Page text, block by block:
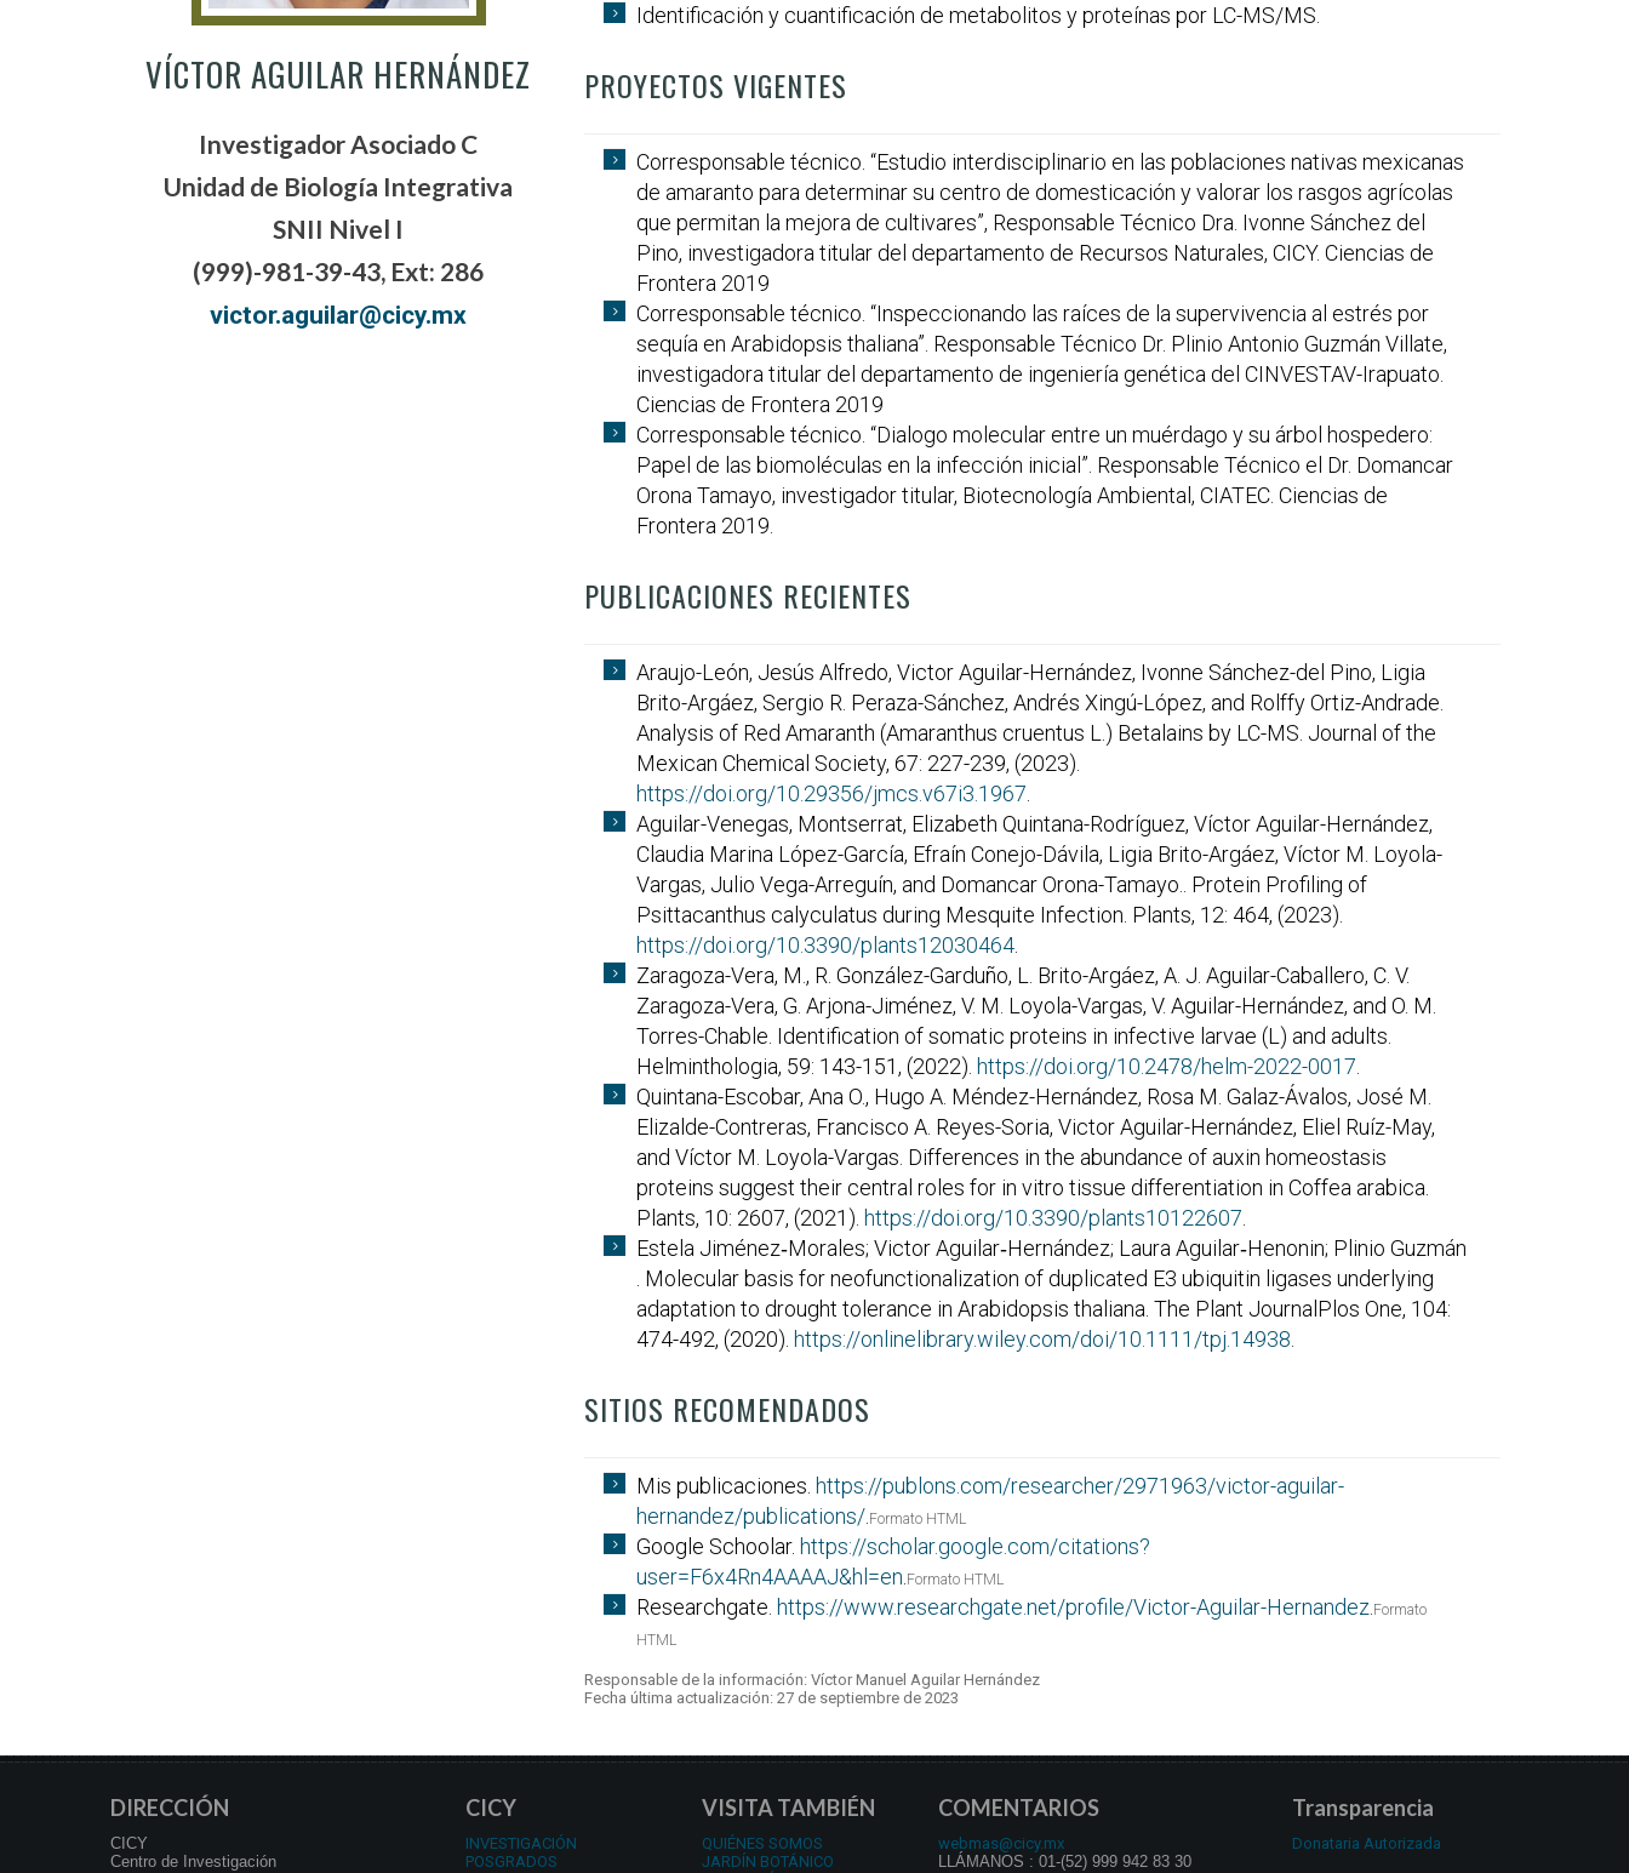
VÍCTOR AGUILAR HERNÁNDEZ
Investigador Asociado C
Unidad de Biología Integrativa
SNII Nivel I
(999)-981-39-43, Ext: 286
victor.aguilar@cicy.mx
Identificación y cuantificación de metabolitos y proteínas por LC-MS/MS.
PROYECTOS VIGENTES
Corresponsable técnico. “Estudio interdisciplinario en las poblaciones nativas mexicanas
de amaranto para determinar su centro de domesticación y valorar los rasgos agrícolas
que permitan la mejora de cultivares”, Responsable Técnico Dra. Ivonne Sánchez del
Pino, investigadora titular del departamento de Recursos Naturales, CICY. Ciencias de
Frontera 2019
Corresponsable técnico. “Inspeccionando las raíces de la supervivencia al estrés por
sequía en Arabidopsis thaliana”. Responsable Técnico Dr. Plinio Antonio Guzmán Villate,
investigadora titular del departamento de ingeniería genética del CINVESTAV-Irapuato.
Ciencias de Frontera 2019
Corresponsable técnico. “Dialogo molecular entre un muérdago y su árbol hospedero:
Papel de las biomoléculas en la infección inicial”. Responsable Técnico el Dr. Domancar
Orona Tamayo, investigador titular, Biotecnología Ambiental, CIATEC. Ciencias de
Frontera 2019.
PUBLICACIONES RECIENTES
Araujo-León, Jesús Alfredo, Victor Aguilar-Hernández, Ivonne Sánchez-del Pino, Ligia
Brito-Argáez, Sergio R. Peraza-Sánchez, Andrés Xingú-López, and Rolffy Ortiz-Andrade.
Analysis of Red Amaranth (Amaranthus cruentus L.) Betalains by LC-MS. Journal of the
Mexican Chemical Society, 67: 227-239, (2023).
https://doi.org/10.29356/jmcs.v67i3.1967.
Aguilar-Venegas, Montserrat, Elizabeth Quintana-Rodríguez, Víctor Aguilar-Hernández,
Claudia Marina López-García, Efraín Conejo-Dávila, Ligia Brito-Argáez, Víctor M. Loyola-
Vargas, Julio Vega-Arreguín, and Domancar Orona-Tamayo.. Protein Profiling of
Psittacanthus calyculatus during Mesquite Infection. Plants, 12: 464, (2023).
https://doi.org/10.3390/plants12030464.
Zaragoza-Vera, M., R. González-Garduño, L. Brito-Argáez, A. J. Aguilar-Caballero, C. V.
Zaragoza-Vera, G. Arjona-Jiménez, V. M. Loyola-Vargas, V. Aguilar-Hernández, and O. M.
Torres-Chable. Identification of somatic proteins in infective larvae (L) and adults.
Helminthologia, 59: 143-151, (2022). https://doi.org/10.2478/helm-2022-0017.
Quintana-Escobar, Ana O., Hugo A. Méndez-Hernández, Rosa M. Galaz-Ávalos, José M.
Elizalde-Contreras, Francisco A. Reyes-Soria, Victor Aguilar-Hernández, Eliel Ruíz-May,
and Víctor M. Loyola-Vargas. Differences in the abundance of auxin homeostasis
proteins suggest their central roles for in vitro tissue differentiation in Coffea arabica.
Plants, 10: 2607, (2021). https://doi.org/10.3390/plants10122607.
Estela Jiménez‐Morales; Victor Aguilar‐Hernández; Laura Aguilar‐Henonin; Plinio Guzmán
. Molecular basis for neofunctionalization of duplicated E3 ubiquitin ligases underlying
adaptation to drought tolerance in Arabidopsis thaliana. The Plant JournalPlos One, 104:
474-492, (2020). https://onlinelibrary.wiley.com/doi/10.1111/tpj.14938.
SITIOS RECOMENDADOS
Mis publicaciones. https://publons.com/researcher/2971963/victor-aguilar-
hernandez/publications/.Formato HTML
Google Schoolar. https://scholar.google.com/citations?
user=F6x4Rn4AAAAJ&hl=en.Formato HTML
Researchgate. https://www.researchgate.net/profile/Victor-Aguilar-Hernandez.Formato
HTML
Responsable de la información: Víctor Manuel Aguilar Hernández
Fecha última actualización: 27 de septiembre de 2023
DIRECCIÓN
CICY
Centro de Investigación
CICY
INVESTIGACIÓN
POSGRADOS
VISITA TAMBIÉN
QUIÉNES SOMOS
JARDÍN BOTÁNICO
COMENTARIOS
webmas@cicy.mx
LLÁMANOS : 01-(52) 999 942 83 30
Transparencia
Donataria Autorizada